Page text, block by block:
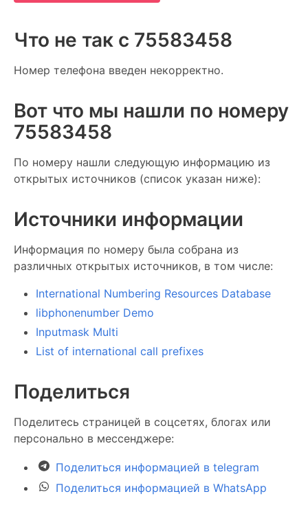
Что не так c 75583458
Номер телефона введен некорректно.
Вот что мы нашли по номеру
75583458
По номеру нашли следующую информацию из
открытых источников (список указан ниже):
Источники информации
Информация по номеру была собрана из
различных открытых источников, в том числе:
International Numbering Resources Database
libphonenumber Demo
Inputmask Multi
List of international call prefixes
Поделиться
Поделитесь страницей в соцсетях, блогах или
персонально в мессенджере:
Поделиться информацией в telegram
Поделиться информацией в WhatsApp